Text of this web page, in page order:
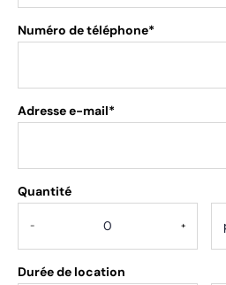
Numéro de téléphone*
Adresse e-mail*
Quantité
- +
Durée de location